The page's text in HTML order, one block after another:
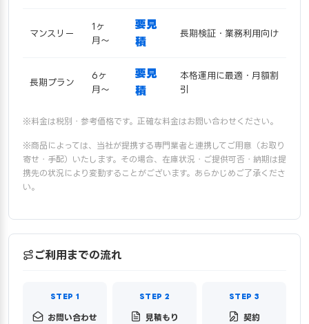
マンスリー
1ヶ
月〜
要見
積
長期検証・業務利用向け
長期プラン
6ヶ
月〜
要見
積
本格運用に最適・月額割
引
※料金は税別・参考価格です。正確な料金はお問い合わせください。
※商品によっては、当社が提携する専門業者と連携してご用意（お取り
寄せ・手配）いたします。その場合、在庫状況・ご提供可否・納期は提
携先の状況により変動することがございます。あらかじめご了承くださ
い。
ご利用までの流れ
お問い合わせ 見積もり 契約